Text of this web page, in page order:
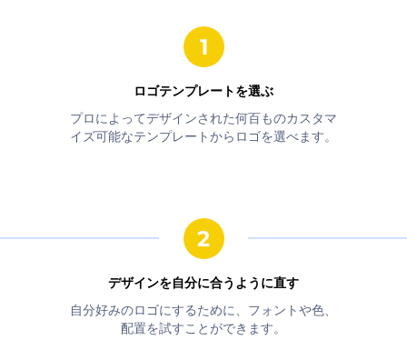
ロゴテンプレートを選ぶ
プロによってデザインされた何百ものカスタマ
イズ可能なテンプレートからロゴを選べます。
デザインを自分に合うように直す
自分好みのロゴにするために、フォントや色、
配置を試すことができます。